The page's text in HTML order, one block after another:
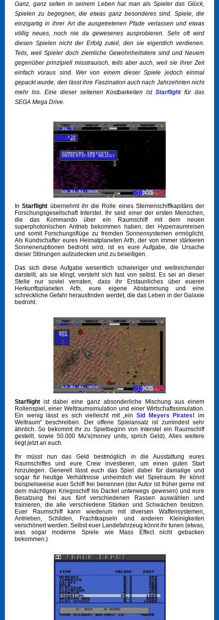
Ganz, ganz selten in seinem Leben hat man als Spieler das Glück,
Spielen zu begegnen, die etwas ganz besonderes sind. Spiele, die
einzigartig in ihrer Art die ausgetretenen Pfade verlassen und etwas
völlig neues, noch nie da gewesenes ausprobieren. Sehr oft wird
diesen Spielen nicht der Erfolg zuteil, den sie eigentlich verdienen.
Teils, weil Spieler doch ziemliche Gewohnheitstiere sind und Neuem
gegenüber prinzipiell misstrauisch, teils aber auch, weil sie ihrer Zeit
einfach voraus sind. Wer von einem dieser Spiele jedoch einmal
gepackt wurde, den lässt ihre Faszination auch nach Jahrzehnten nicht
mehr los. Eine dieser seltenen Kostbarkeiten istStarflightfür das
SEGA Mega Drive.
InStarflight übernehmt ihr die Rolle eines Sternenschiffkapitäns der
Forschungsgesellschaft Interstel. Ihr seid einer der ersten Menschen,
die das Kommando über ein Raumschiff mit dem neuen
superphotonischen Antrieb bekommen haben, der Hyperraumreisen
und somit Forschungsflüge zu fremden Sonnensystemen ermöglicht.
Als Kundschafter eures Heimatplaneten Arth, der von immer stärkeren
Sonneneruptionen bedroht wird, ist es eure Aufgabe, die Ursache
dieser Störungen aufzudecken und zu beseitigen.
Das sich diese Aufgabe wesentlich schwieriger und weitreichender
darstellt, als sie klingt, versteht sich fast von selbst. Es sei an dieser
Stelle nur soviel verraten, dass ihr Erstaunliches über eueren
Herkunftsplaneten Arth, eure eigene Abstammung und eine
schreckliche Gefahr herausfinden werdet, die das Leben in der Galaxie
bedroht.
Starflight ist dabei eine ganz absonderliche Mischung aus einem
Rollenspiel, einer Weltraumsimulation und einer Wirtschaftssimulation.
Ein wenig lässt es sich vielleicht mit „einSid Meyers Pirates! im
Weltraum“ beschreiben. Der offene Spielansatz ist zumindest sehr
ähnlich. So bekommt ihr zu Spielbeginn von Interstel ein Raumschiff
gestellt, sowie 50.000 Mu's(money units, sprich Geld). Alles weitere
liegt jetzt an euch.
Ihr müsst nun das Geld bestmöglich in die Ausstattung eures
Raumschiffes und eure Crew investieren, um einen guten Start
hinzulegen. Generell lässt euch das Spiel dabei für damalige und
sogar für heutige Verhältnisse unheimlich viel Spielraum. Ihr könnt
beispielsweise euer Schiff frei benennen (der Autor ist früher gerne mit
dem mächtigen Kriegsschiff Iss Dackel unterwegs gewesen) und eure
Besatzung frei aus fünf verschiedenen Rassen auswählen und
trainieren, die alle verschiedene Stärken und Schwächen besitzen.
Euer Raumschiff kann wiederum mit diversen Waffensystemen,
Antrieben, Schilden, Frachtkapseln und anderen Kleinigkeiten
verschönert werden. Selbst euer Landefahrzeug könnt ihr tunen (etwas,
was sogar moderne Spiele wie Mass Effect nicht gebacken
bekommen.)